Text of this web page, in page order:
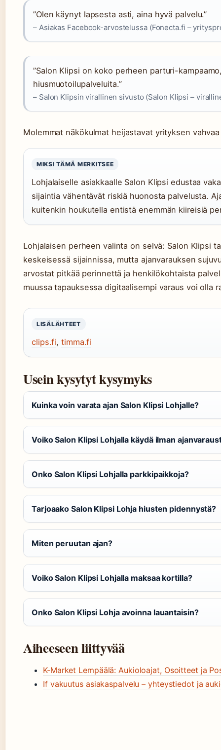
”Olen käynyt lapsesta asti, aina hyvä palvelu.”
– Asiakas Facebook-arvostelussa (Fonecta.fi –
”Salon Klipsi on koko perheen parturi-
hiusmuotoilupalveluita.”
– Salon Klipsin virallinen sivusto (Salon Klipsi –
Molemmat näkökulmat heijastavat yrityksen
MIKSI TÄMÄ MERKITSEE
Lohjalaiselle asiakkaalle Salon Klipsi edustaa
sijaintia vähentävät riskiä huonosta palvelusta.
kuitenkin houkutella entistä enemmän kiireisiä
Lohjalaisen perheen valinta on selvä: Salon Klipsi
keskeisessä sijainnissa, mutta ajanvarauksen
arvostat pitkää perinnettä ja henkilökohtaista
muussa tapauksessa digitaalisempi varaus voi olla
LISÄLÄHTEET
clips.fi,timma.fi
Usein kysytyt kysymyks
Kuinka voin varata ajan Salon Klipsi Lohjalle?
Voiko Salon Klipsi Lohjalla käydä ilman
Onko Salon Klipsi Lohjalla parkkipaikkoja?
Tarjoaako Salon Klipsi Lohja hiusten pidennystä?
Miten peruutan ajan?
Voiko Salon Klipsi Lohjalla maksaa kortilla?
Onko Salon Klipsi Lohja avoinna lauantaisin?
Aiheeseen liittyvää
K-Market Lempäälä: Aukioloajat, Osoitteet ja
If vakuutus asiakaspalvelu – yhteystiedot ja